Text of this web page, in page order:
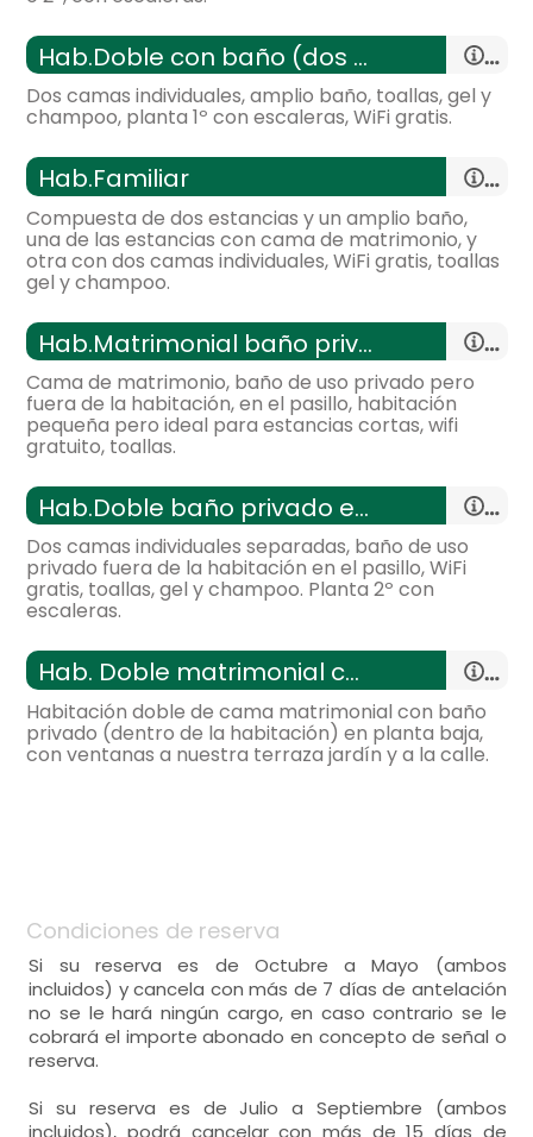
habitación de matrimonio
- cama de matrimonio (135x190 cm.)
Calefacción,
armario,
-
habitación con: 1 Habitación
-
14 m²,
General:
Distribución:
- cama individual = 2 (90x190 cm.)
Calefacción,
armario,
Hab.Doble con baño (dos camas)
Dos camas individuales, amplio baño, toallas, gel y
champoo, planta 1º con escaleras, WiFi gratis.
-
habitación con: 1 Habitación
-
14 m²,
General:
Distribución:
habitación doble
- cama individual = 2 (90x190 cm.)
Calefacción,
armario,
- habitación con cuarto de baño. Incluye:
WC,
Amenities,
papel wc,
Hab.Familiar
Compuesta de dos estancias y un amplio baño,
una de las estancias con cama de matrimonio, y
otra con dos camas individuales, WiFi gratis, toallas
gel y champoo.
-
habitación con: 1 Habitación
-
12 m²,
General:
Distribución:
habitación con varias camas
- cama de matrimonio (135x190 cm.)
calefacción por radiadores,
armario,
Hab.Matrimonial baño privado externo
Cama de matrimonio, baño de uso privado pero
fuera de la habitación, en el pasillo, habitación
pequeña pero ideal para estancias cortas, wifi
gratuito, toallas.
-
habitación con: 1 Habitación
-
10 m²,
General:
Distribución:
habitación de matrimonio
lavabo, ducha,
toallas,
Amenities,
papel wc,
Hab.Doble baño privado externo (2 camas)
Dos camas individuales separadas, baño de uso
privado fuera de la habitación en el pasillo, WiFi
gratis, toallas, gel y champoo. Planta 2º con
escaleras.
-
habitación con: 1 Habitación
-
14 m²,
General:
habitación doble
- cama individual = 2 (90x190 cm.)
Calefacción,
armario,
- habitación con cuarto de baño. Incluye:
WC,
lavabo, ducha, toallas,
Hab. Doble matrimonial con baño
Habitación doble de cama matrimonial con baño
privado (dentro de la habitación) en planta baja,
con ventanas a nuestra terraza jardín y a la calle.
Distribución:
habitación de matrimonio
- cama de matrimonio (135x190 cm.)
Condiciones de reserva
Si su reserva es de Octubre a Mayo (ambos
incluidos) y cancela con más de 7 días de antelación
no se le hará ningún cargo, en caso contrario se le
cobrará el importe abonado en concepto de señal o
reserva.
Si su reserva es de Julio a Septiembre (ambos
incluidos), podrá cancelar con más de 15 días de